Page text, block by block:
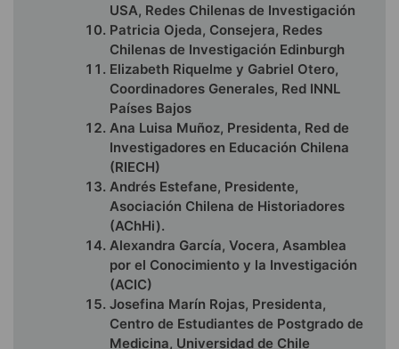
USA, Redes Chilenas de Investigación
Patricia Ojeda, Consejera, Redes
Chilenas de Investigación Edinburgh
Elizabeth Riquelme y Gabriel Otero,
Coordinadores Generales, Red INNL
Países Bajos
Ana Luisa Muñoz, Presidenta, Red de
Investigadores en Educación Chilena
(RIECH)
Andrés Estefane, Presidente,
Asociación Chilena de Historiadores
(AChHi).
Alexandra García, Vocera, Asamblea
por el Conocimiento y la Investigación
(ACIC)
Josefina Marín Rojas, Presidenta,
Centro de Estudiantes de Postgrado de
Medicina, Universidad de Chile